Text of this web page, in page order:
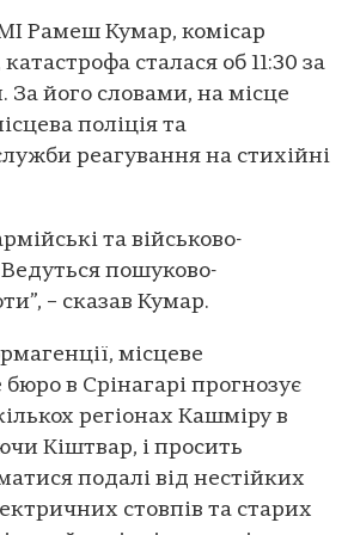
Рамеш Кумар, комісар
сталася об 11:30 за
За його словами, на місце
поліція та
реагування на стихійні
та військово-
пошуково-
– сказав Кумар.
місцеве
в Срінагарі прогнозує
регіонах Кашміру в
Кіштвар, і просить
подалі від нестійких
стовпів та старих